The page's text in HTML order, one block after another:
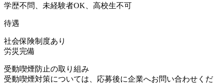
学歴不問、未経験者OK、高校生不可
待遇
社会保険制度あり
労災完備
受動喫煙防止の取り組み
受動喫煙対策については、応募後に企業へお問い合わせくだ